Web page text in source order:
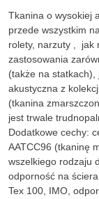
Tkanina o wysokiej
przede wszystkim
rolety, narzuty , jak
zastosowania
(także na
akustyczna z
(tkanina
jest trwale
Dodatkowe cechy:
AATCC96 (tkaninę
wszelkiego rodzaju
odporność na
Tex 100, IMO,